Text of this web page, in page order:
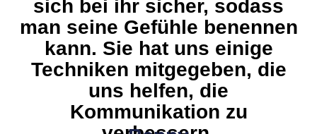
sich bei ihr sicher, sodass
man seine Gefühle benennen
kann. Sie hat uns einige
Techniken mitgegeben, die
uns helfen, die
Kommunikation zu